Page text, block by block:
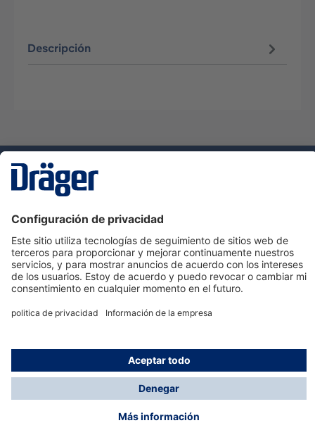
Descripción
Servicio de atención al cliente de Dräger
Ayuda
Información
© Dräger Hispania S.A.U., 2024
*Todos los precios no incluyen IVA y posibles gastos
de envío, salvo que indique lo contrario